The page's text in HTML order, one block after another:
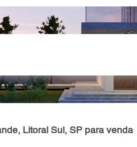
Litoral Sul, SP para venda